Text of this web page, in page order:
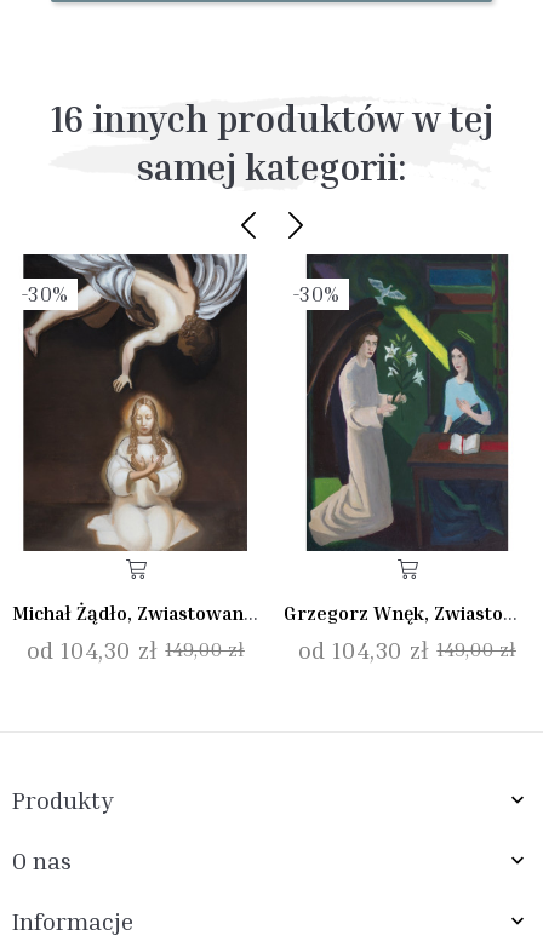
16 innych produktów w tej
samej kategorii:
-30%
Michał Żądło, Zwiastowanie II
od 104,30 zł149,00 zł
-30%
Grzegorz Wnęk, Zwiastowanie II
od 104,30 zł149,00 zł
Produkty 
O nas 
Informacje 